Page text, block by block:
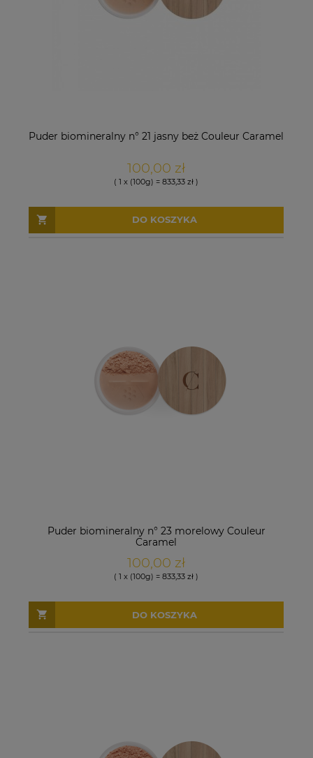
Puder biomineralny n° 21 jasny beż Couleur Caramel
100,00 zł
( 1 x (100g) = 833,33 zł )
DO KOSZYKA
Puder biomineralny n° 23 morelowy Couleur
Caramel
100,00 zł
( 1 x (100g) = 833,33 zł )
DO KOSZYKA